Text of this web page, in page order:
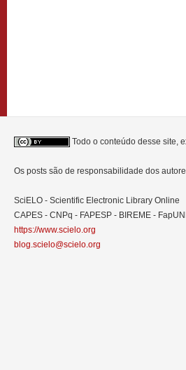
Todo o conteúdo desse site,
Os posts são de responsabilidade dos
SciELO - Scientific Electronic Library Online
CAPES - CNPq - FAPESP - BIREME -
https://www.scielo.org
blog.scielo@scielo.org